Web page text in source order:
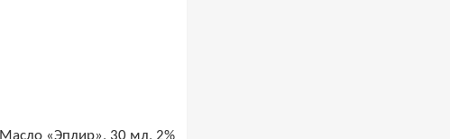
Масло «Эплир», 30 мл, 2%